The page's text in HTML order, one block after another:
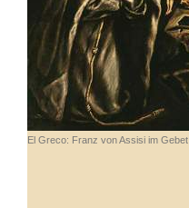
El Greco: Franz von Assisi im Gebet